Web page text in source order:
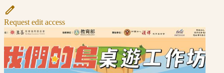
Request edit access